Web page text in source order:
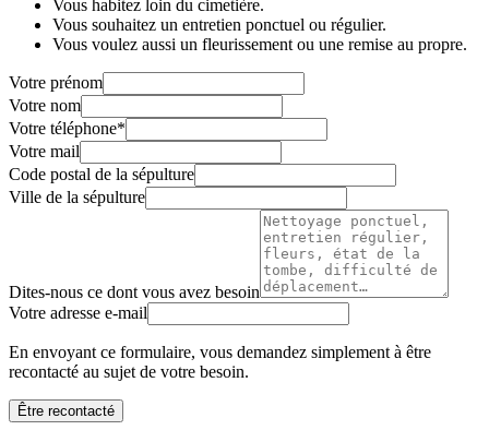
Vous habitez loin du cimetière.
Vous souhaitez un entretien ponctuel ou régulier.
Vous voulez aussi un fleurissement ou une remise au propre.
Votre prénom
Votre nom
Votre téléphone*
Votre mail
Code postal de la sépulture
Ville de la sépulture
Dites-nous ce dont vous avez besoin
Votre adresse e-mail
En envoyant ce formulaire, vous demandez simplement à être
recontacté au sujet de votre besoin.
Être recontacté